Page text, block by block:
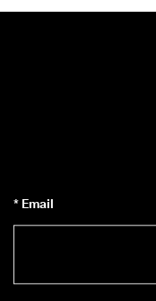
* Email